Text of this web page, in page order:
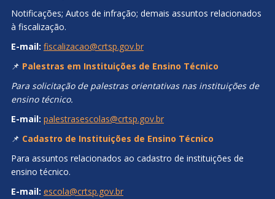
Notificações; Autos de infração; demais assuntos relacionados
à fiscalização.
E-mail: fiscalizacao@crtsp.gov.br
📌 Palestras em Instituições de Ensino Técnico
Para solicitação de palestras orientativas nas instituições de
ensino técnico.
E-mail: palestrasescolas@crtsp.gov.br
📌 Cadastro de Instituições de Ensino Técnico
Para assuntos relacionados ao cadastro de instituições de
ensino técnico.
E-mail: escola@crtsp.gov.br